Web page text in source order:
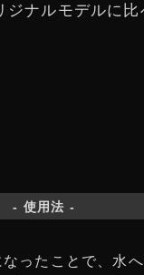
ジナルモデルに
- 使用法 -
ったことで、水